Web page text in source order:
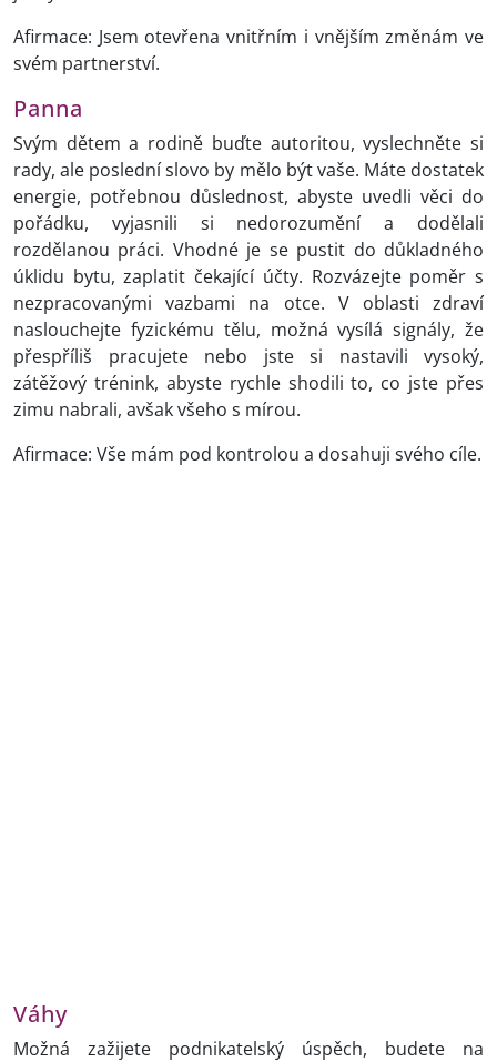
Afirmace: Jsem otevřena vnitřním i vnějším změnám ve
svém partnerství.
Panna
Svým dětem a rodině buďte autoritou, vyslechněte si
rady, ale poslední slovo by mělo být vaše. Máte dostatek
energie, potřebnou důslednost, abyste uvedli věci do
pořádku, vyjasnili si nedorozumění a dodělali
rozdělanou práci. Vhodné je se pustit do důkladného
úklidu bytu, zaplatit čekající účty. Rozvázejte poměr s
nezpracovanými vazbami na otce. V oblasti zdraví
naslouchejte fyzickému tělu, možná vysílá signály, že
přespříliš pracujete nebo jste si nastavili vysoký,
zátěžový trénink, abyste rychle shodili to, co jste přes
zimu nabrali, avšak všeho s mírou.
Afirmace: Vše mám pod kontrolou a dosahuji svého cíle.
Váhy
Možná zažijete podnikatelský úspěch, budete na